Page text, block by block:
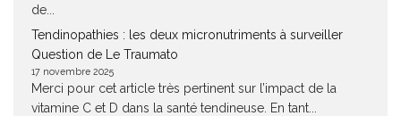
de...
Tendinopathies : les deux micronutriments à surveiller
Question de Le Traumato
17 novembre 2025
Merci pour cet article très pertinent sur l’impact de la
vitamine C et D dans la santé tendineuse. En tant...